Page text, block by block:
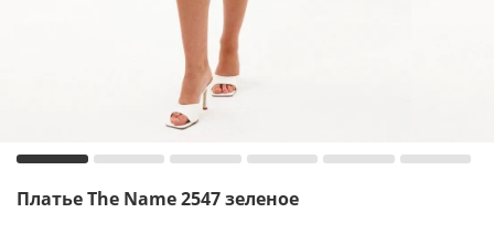
Платье The Name 2547 зеленое